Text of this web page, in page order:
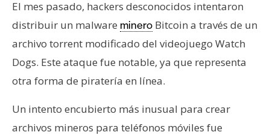
c
i
d
d
El mes pasado, hackers desconocidos intentaron
distribuir un malware minero Bitcoin a través de un
archivo torrent modificado del videojuego Watch
Dogs. Este ataque fue notable, ya que representa
otra forma de piratería en línea.
Un intento encubierto más inusual para crear
archivos mineros para teléfonos móviles fue